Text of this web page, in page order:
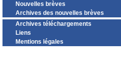
Nouvelles brèves
Archives des nouvelles brèves
Archives téléchargements
Liens
Mentions légales